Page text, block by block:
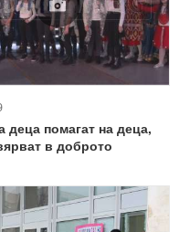
деца помагат на деца,
в доброто